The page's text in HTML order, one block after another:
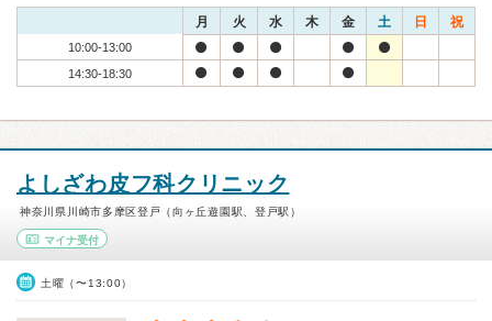
月 火 水 木 金 土 日 祝
10:00-13:00
14:30-18:30
よしざわ皮フ科クリニック
神奈川県川崎市多摩区登戸（向ヶ丘遊園駅、登戸駅）
マイナ受付
土曜（〜13:00）